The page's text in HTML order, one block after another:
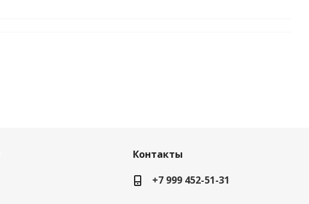
Контакты
+7 999 452-51-31